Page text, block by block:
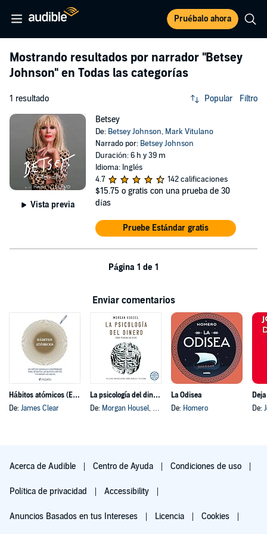
Pruébalo ahora
Mostrando resultados por narrador "Betsey
Johnson" en Todas las categorías
1 resultado Popular Filtro
Vista previa
Betsey
De: Betsey Johnson, Mark Vitulano
Narrado por: Betsey Johnson
Duración: 6 h y 39 m
Idioma: Inglés
4.7
142 calificaciones
$15.75 o gratis con una prueba de 30
días
Pruebe Estándar gratis
Página 1 de 1
Enviar comentarios
Hábitos atómicos (Español neutro)
De: James Clear
La psicología del dinero
De: Morgan Housel, y otros
La Odisea
De: Homero
De:
Acerca de Audible Centro de Ayuda Condiciones de uso
Política de privacidad Accessibility
Anuncios Basados en tus Intereses Licencia Cookies